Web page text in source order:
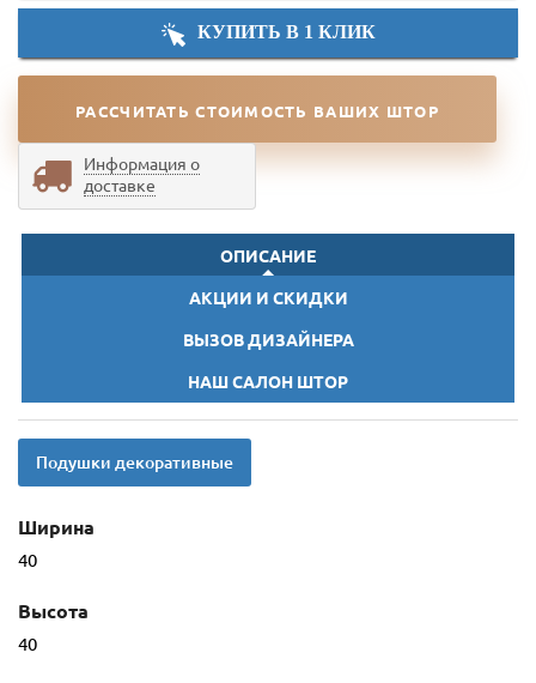
КУПИТЬ В 1 КЛИК
РАССЧИТАТЬ СТОИМОСТЬ ВАШИХ ШТОР
Информация о
доставке
ОПИСАНИЕ
АКЦИИ И СКИДКИ
ВЫЗОВ ДИЗАЙНЕРА
НАШ САЛОН ШТОР
Подушки декоративные
Ширина
40
Высота
40